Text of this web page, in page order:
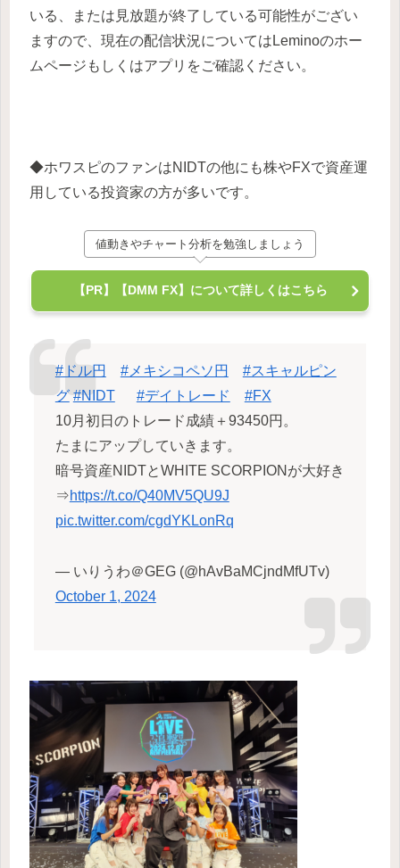
いる、または見放題が終了している可能性がござい
ますので、現在の配信状況についてはLeminoのホー
ムページもしくはアプリをご確認ください。
◆ホワスピのファンはNIDTの他にも株やFXで資産運
用している投資家の方が多いです。
値動きやチャート分析を勉強しましょう
【PR】【DMM FX】について詳しくはこちら
#ドル円 #メキシコペソ円
#スキャルピン
グ #NIDT #デイトレード
#FX
10月初日のトレード成績＋93450円。
たまにアップしていきます。
暗号資産NIDTとWHITE SCORPIONが大好き
⇒https://t.co/Q40MV5QU9J
pic.twitter.com/cgdYKLonRq
— いりうわ＠GEG (@hAvBaMCjndMfUTv)
October 1, 2024